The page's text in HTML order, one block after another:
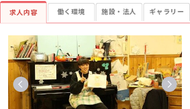
求人内容 働く環境 施設・法人 ギャラリー